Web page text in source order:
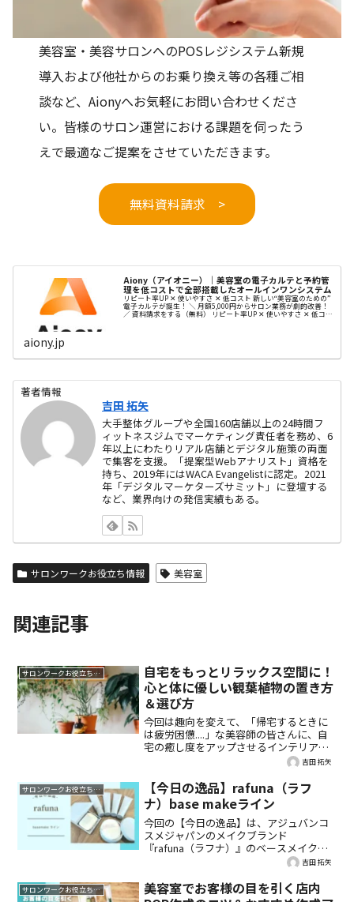
美容室・美容サロンへのPOSレジシステム新規
導入および他社からのお乗り換え等の各種ご相
談など、Aionyへお気軽にお問い合わせくださ
い。皆様のサロン運営における課題を伺ったう
えで最適なご提案をさせていただきます。
無料資料請求 >
Aiony（アイオニー）｜美容室の電子カルテと予約管
理を低コストで全部搭載したオールインワンシステム
リピート率UP ✕ 使いやすさ ✕ 低コスト 新しい“美容室のための”
電子カルテが誕生！ ＼ 月額5,000円からサロン業務が劇的改善！
／ 資料請求をする（無料） リピート率UP ✕ 使いやすさ ✕ 低コス
aiony.jp
著者情報
吉田 拓矢
大手整体グループや全国160店舗以上の24時間フ
ィットネスジムでマーケティング責任者を務め、6
年以上にわたりリアル店舗とデジタル施策の両面
で集客を支援。「提案型Webアナリスト」資格を
持ち、2019年にはWACA Evangelistに認定。2021
年「デジタルマーケターズサミット」に登壇する
など、業界向けの発信実績もある。
サロンワークお役立ち情報 美容室
関連記事
サロンワークお役立ち情報
自宅をもっとリラックス空間に！
心と体に優しい観葉植物の置き方
＆選び方
今回は趣向を変えて、「帰宅するときに
は疲労困憊....」な美容師の皆さんに、自
宅の癒し度をアップさせるインテリアに
植物を取り入れる方法をご紹介。忙しい
び方やオススメの配置、室内で観葉植物
を育てる際の注意点など必見です。
吉田 拓矢
サロンワークお役立ち情報
【今日の逸品】rafuna（ラフ
ナ）base makeライン
今回の【今日の逸品】は、アジュバンコ
スメジャパンのメイクブランド
『rafuna（ラフナ）』のベースメイクラ
インです。プライマー、ファンデーショ
ップしてレポートいたします！なかなか
試す機会がない美容室専売品、是非購入
吉田 拓矢
サロンワークお役立ち情報
美容室でお客様の目を引く店内